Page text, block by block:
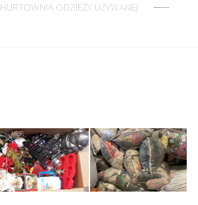
HURTOWNIA ODZIEŻY UŻYWANEJ